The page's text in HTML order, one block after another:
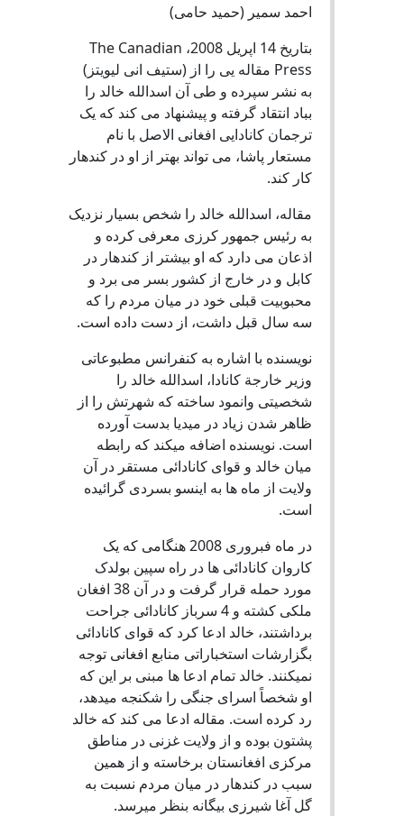
احمد سمیر (حمید حامی)
بتاریخ 14 اپریل 2008، The Canadian
Press مقاله یی را از (ستیف انی لیویتز)
به نشر سپرده و طی آن اسدالله خالد را
بباد انتقاد گرفته و پیشنهاد می کند که یک
ترجمان کانادایی افغانی الاصل با نام
مستعار پاشا، می تواند بهتر از او در کندهار
کار کند.
مقاله، اسدالله خالد را شخص بسیار نزدیک
به رئیس جمهور کرزی معرفی کرده و
اذعان می دارد که او بیشتر از کندهار در
کابل و در خارج از کشور بسر می برد و
محبوبیت قبلی خود در میان مردم را که
سه سال قبل داشت، از دست داده است.
نویسنده با اشاره به کنفرانس مطبوعاتی
وزیر خارجة کانادا، اسدالله خالد را
شخصیتی وانمود ساخته که شهرتش را از
ظاهر شدن زیاد در میدیا بدست آورده
است. نویسنده اضافه میکند که رابطه
میان خالد و قوای کانادائی مستقر در آن
ولایت از ماه ها به اینسو بسردی گرائیده
است.
در ماه فبروری 2008 هنگامی که یک
کاروان کانادائی ها در راه سپین بولدک
مورد حمله قرار گرفت و در آن 38 افغان
ملکی کشته و 4 سرباز کانادائی جراحت
برداشتند، خالد ادعا کرد که قوای کانادائی
بگزارشات استخباراتی منابع افغانی توجه
نمیکنند. خالد تمام ادعا ها مبنی بر این که
او شخصاً اسرای جنگی را شکنجه میدهد،
رد کرده است. مقاله ادعا می کند که خالد
پشتون بوده و از ولایت غزنی در مناطق
مرکزی افغانستان برخاسته و از همین
سبب در کندهار در میان مردم نسبت به
گل آغا شیرزی بیگانه بنظر میرسد.